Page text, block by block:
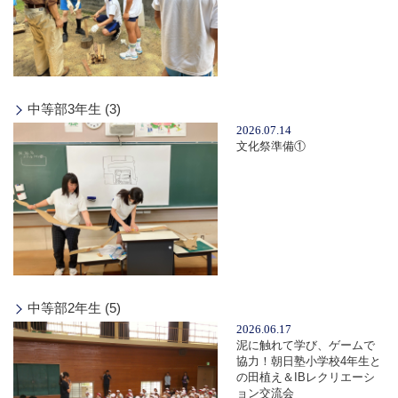
中等部3年生 (3)
2026.07.14
文化祭準備①
中等部2年生 (5)
2026.06.17
泥に触れて学び、ゲームで
協力！朝日塾小学校4年生と
の田植え＆IBレクリエーシ
ョン交流会